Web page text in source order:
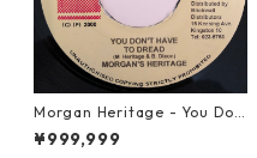
Morgan Heritage - You Do
n't Have To Dread【7-2036
8】
¥999,999